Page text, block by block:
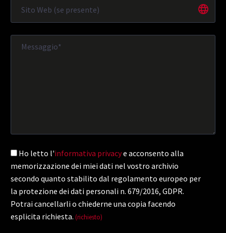
Ho letto l'informativa privacye acconsento alla
memorizzazione dei miei dati nel vostro archivio
secondo quanto stabilito dal regolamento europeo per
la protezione dei dati personali n. 679/2016, GDPR.
Potrai cancellarli o chiederne una copia facendo
esplicita richiesta. (richiesto)